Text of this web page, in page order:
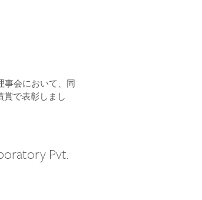
事会において、同
賞で表彰しまし
Pvt.